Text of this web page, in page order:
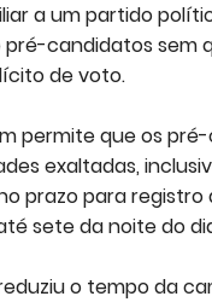
a um partido
candidatos sem
de voto.
permite que os
exaltadas,
prazo para
sete da noite do
o tempo da